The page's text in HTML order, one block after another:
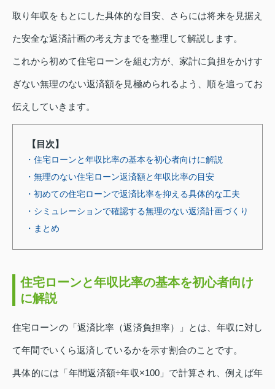
取り年収をもとにした具体的な目安、さらには将来を見据え
た安全な返済計画の考え方までを整理して解説します。
これから初めて住宅ローンを組む方が、家計に負担をかけす
ぎない無理のない返済額を見極められるよう、順を追ってお
伝えしていきます。
【目次】
・住宅ローンと年収比率の基本を初心者向けに解説
・無理のない住宅ローン返済額と年収比率の目安
・初めての住宅ローンで返済比率を抑える具体的な工夫
・シミュレーションで確認する無理のない返済計画づくり
・まとめ
住宅ローンと年収比率の基本を初心者向け
に解説
住宅ローンの「返済比率（返済負担率）」とは、年収に対し
て年間でいくら返済しているかを示す割合のことです。
具体的には「年間返済額÷年収×100」で計算され、例えば年